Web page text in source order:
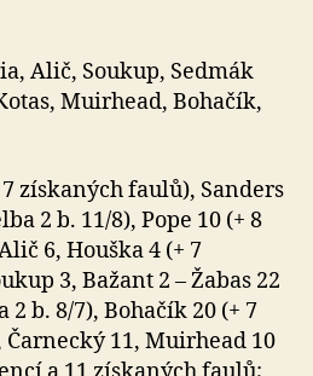
Alič, Soukup, Sedmák
Muirhead, Bohačík,
7 získaných faulů), Sanders
2 b. 11/8), Pope 10 (+ 8
6, Houška 4 (+ 7
3, Bažant 2 – Žabas 22
2 b. 8/7), Bohačík 20 (+ 7
11, Muirhead 10